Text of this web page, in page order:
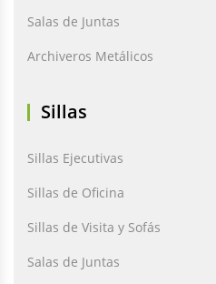
Salas de Juntas
Archiveros Metálicos
Sillas
Sillas Ejecutivas
Sillas de Oficina
Sillas de Visita y Sofás
Salas de Juntas